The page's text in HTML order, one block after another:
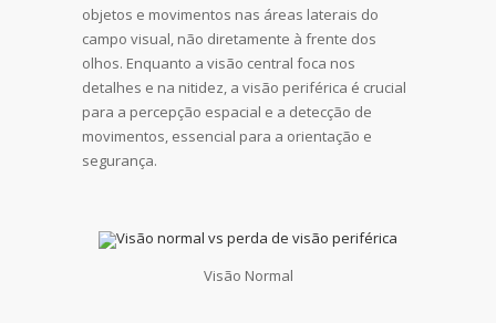
objetos e movimentos nas áreas laterais do
campo visual, não diretamente à frente dos
olhos. Enquanto a visão central foca nos
detalhes e na nitidez, a visão periférica é crucial
para a percepção espacial e a detecção de
movimentos, essencial para a orientação e
segurança.
Visão Normal